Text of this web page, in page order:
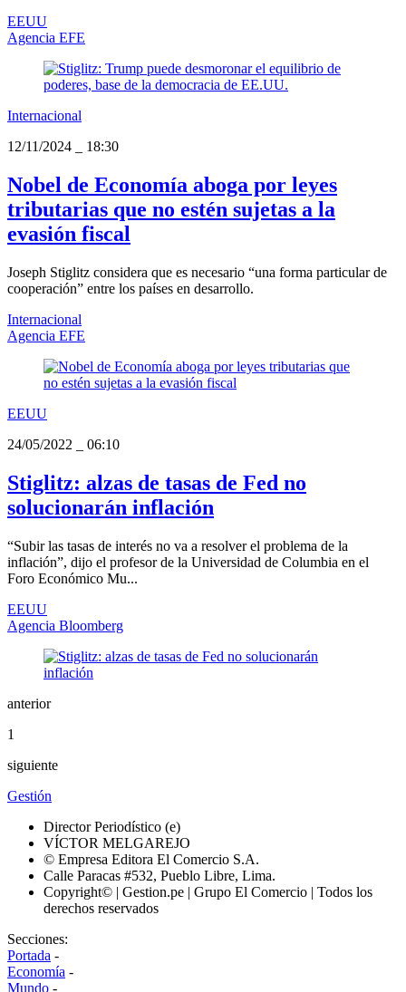
EEUU
Agencia EFE
Internacional
12/11/2024
18:30
Nobel de Economía aboga por leyes
tributarias que no estén sujetas a la
evasión fiscal
Joseph Stiglitz considera que es necesario “una forma particular de
cooperación” entre los países en desarrollo.
Internacional
Agencia EFE
EEUU
24/05/2022
06:10
Stiglitz: alzas de tasas de Fed no
solucionarán inflación
“Subir las tasas de interés no va a resolver el problema de la
inflación”, dijo el profesor de la Universidad de Columbia en el
Foro Económico Mu...
EEUU
Agencia Bloomberg
anterior
1
siguiente
Gestión
Director Periodístico (e)
VÍCTOR MELGAREJO
© Empresa Editora El Comercio S.A.
Calle Paracas #532, Pueblo Libre, Lima.
Copyright© | Gestion.pe | Grupo El Comercio | Todos los
derechos reservados
Secciones:
Portada -
Economía -
Mundo -